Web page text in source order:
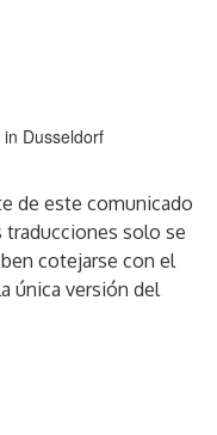
Dusseldorf
de este comunicado
traducciones solo se
cotejarse con el
única versión del